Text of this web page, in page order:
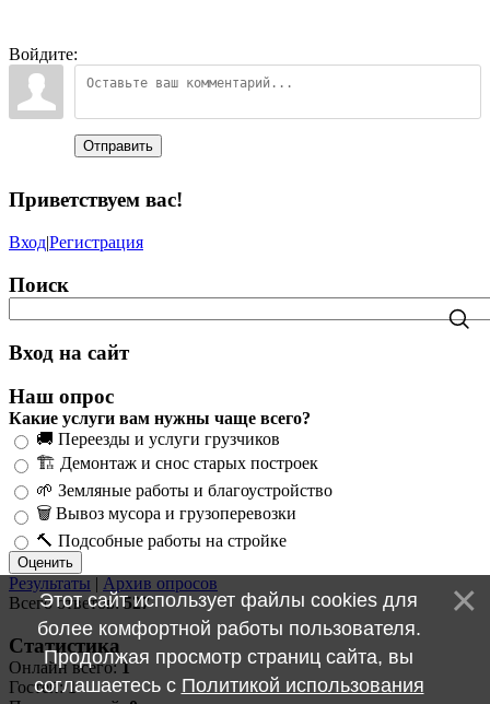
Войдите:
Отправить
Приветствуем вас!
Вход|Регистрация
Поиск
Вход на сайт
Наш опрос
Какие услуги вам нужны чаще всего?
🚚 Переезды и услуги грузчиков
🏗️ Демонтаж и снос старых построек
🌱 Земляные работы и благоустройство
🗑️ Вывоз мусора и грузоперевозки
🔨 Подсобные работы на стройке
Результаты | Архив опросов
Всего ответов:527
Статистика
Онлайн всего:1
Гостей:1
Этот сайт использует файлы cookies для
более комфортной работы пользователя.
Продолжая просмотр страниц сайта, вы
соглашаетесь с Политикой использования